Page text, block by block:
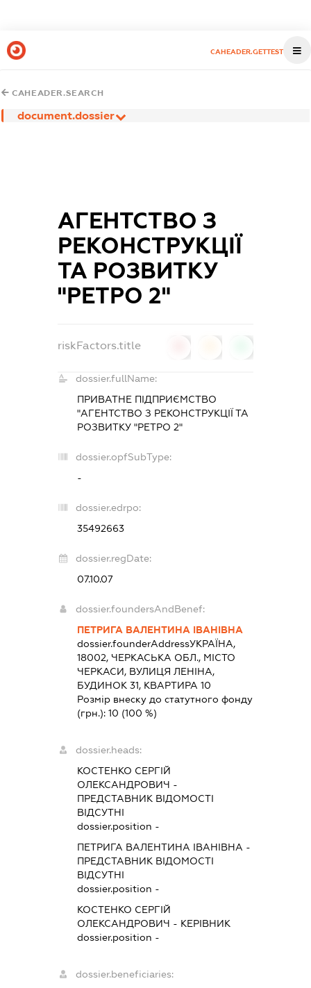
CAHEADER.GETTEST
CAHEADER.SEARCH
document.dossier
АГЕНТСТВО З
РЕКОНСТРУКЦІЇ
ТА РОЗВИТКУ
"РЕТРО 2"
riskFactors.title
dossier.fullName:
ПРИВАТНЕ ПІДПРИЄМСТВО
"АГЕНТСТВО З РЕКОНСТРУКЦІЇ ТА
РОЗВИТКУ "РЕТРО 2"
dossier.opfSubType:
-
dossier.edrpo:
35492663
dossier.regDate:
07.10.07
dossier.foundersAndBenef:
ПЕТРИГА ВАЛЕНТИНА ІВАНІВНА
dossier.founderAddressУКРАЇНА,
18002, ЧЕРКАСЬКА ОБЛ., МІСТО
ЧЕРКАСИ, ВУЛИЦЯ ЛЕНІНА,
БУДИНОК 31, КВАРТИРА 10
Розмір внеску до статутного фонду
(грн.): 10 (100 %)
dossier.heads:
КОСТЕНКО СЕРГІЙ
ОЛЕКСАНДРОВИЧ -
ПРЕДСТАВНИК ВІДОМОСТІ
ВІДСУТНІ
dossier.position -
ПЕТРИГА ВАЛЕНТИНА ІВАНІВНА -
ПРЕДСТАВНИК ВІДОМОСТІ
ВІДСУТНІ
dossier.position -
КОСТЕНКО СЕРГІЙ
ОЛЕКСАНДРОВИЧ - КЕРІВНИК
dossier.position -
dossier.beneficiaries: